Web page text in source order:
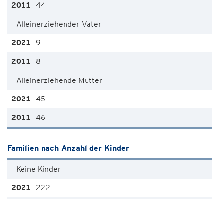
44
Alleinerziehender Vater
9
8
Alleinerziehende Mutter
45
46
Familien nach Anzahl der Kinder
Keine Kinder
222